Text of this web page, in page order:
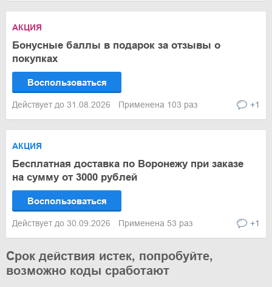
АКЦИЯ
Бонусные баллы в подарок за отзывы о
покупках
Воспользоваться
Действует до 31.08.2026 Применена 103 раз +1
АКЦИЯ
Бесплатная доставка по Воронежу при заказе
на сумму от 3000 рублей
Воспользоваться
Действует до 30.09.2026 Применена 53 раз +1
Срок действия истек, попробуйте,
возможно коды сработают